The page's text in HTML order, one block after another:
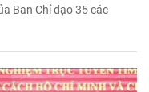
Ban Chỉ đạo 35 các